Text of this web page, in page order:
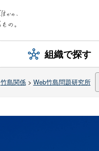
組織で探す
竹島関係> Web竹島問題研究所